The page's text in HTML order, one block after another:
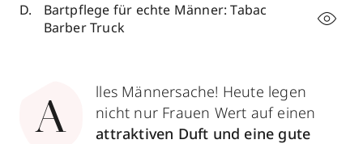
Bartpflege für echte Männer: Tabac
Barber Truck
A
lles Männersache! Heute legen
nicht nur Frauen Wert auf einen
attraktiven Duft und eine gute